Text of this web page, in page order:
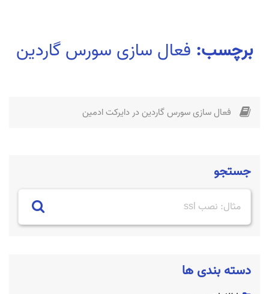
برچسب: فعال سازی سورس گاردین
فعال سازی سورس گاردین در دایرکت ادمین
جستجو
دسته بندی ها